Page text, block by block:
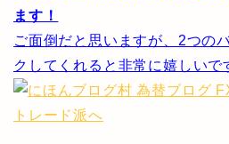
ます！
ご面倒だと思いますが、2つの
クしてくれると非常に嬉しいで